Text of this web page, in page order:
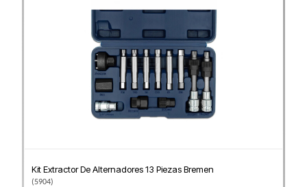
Kit Extractor De Alternadores 13 Piezas Bremen
(5904)